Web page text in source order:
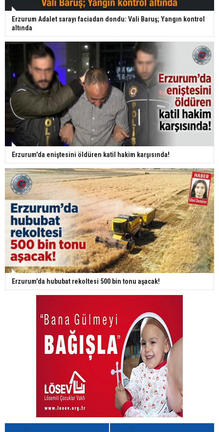
Erzurum Adalet sarayı faciadan dondu: Vali Baruş; Yangın kontrol
altında
Erzurum'da eniştesini öldüren katil hakim karşısında!
Erzurum'da hububat rekoltesi 500 bin tonu aşacak!